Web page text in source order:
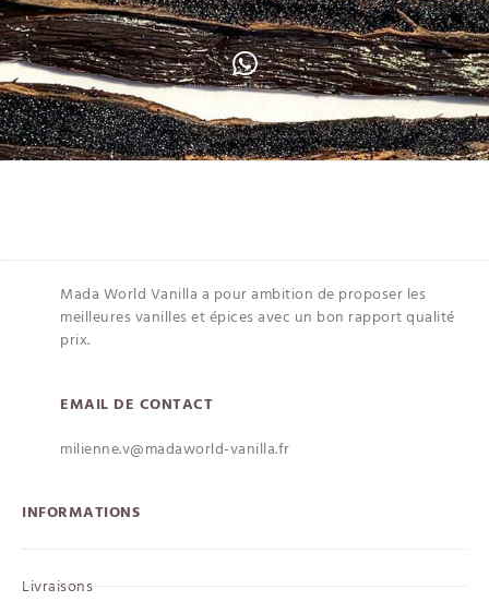
Mada World Vanilla a pour ambition de proposer les
meilleures vanilles et épices avec un bon rapport qualité
prix.
EMAIL DE CONTACT
milienne.v@madaworld-vanilla.fr
INFORMATIONS
Livraisons